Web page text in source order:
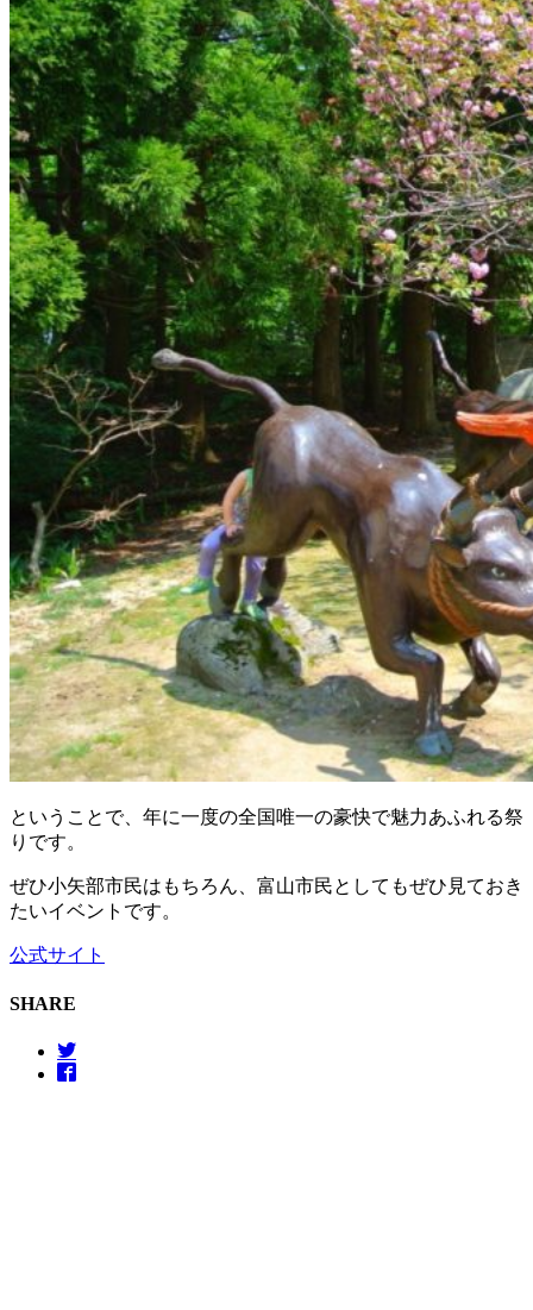
ということで、年に一度の全国唯一の豪快で魅力あふれる祭
りです。
ぜひ小矢部市民はもちろん、富山市民としてもぜひ見ておき
たいイベントです。
公式サイト
SHARE